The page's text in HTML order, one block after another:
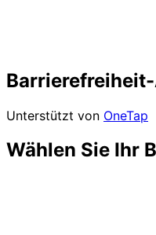
Unterstützt von OneTap
Wählen Sie Ihr